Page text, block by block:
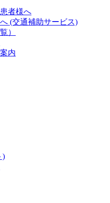
者様へ
(交通補助サービス)
）
内
)